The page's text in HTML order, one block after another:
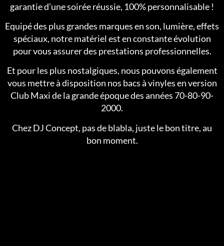
garantie d’une soirée réussie, 100% personnalisable !
Equipé des plus grandes marques en son, lumière, effets
spéciaux, notre matériel est en constante évolution
pour vous assurer des prestations professionnelles.
Et pour les plus nostalgiques, nous pouvons également
vous mettre à disposition nos bacs à vinyles en version
Club Maxi de la grande époque des années 70-80-90-
2000.
Chez DJ Concept, pas de blabla, juste le bon titre, au
bon moment.